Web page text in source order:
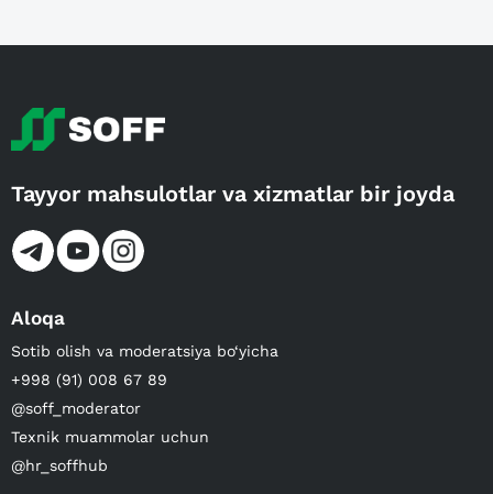
Tayyor mahsulotlar va xizmatlar bir joyda
Aloqa
Sotib olish va moderatsiya bo‘yicha
+998 (91) 008 67 89
@soff_moderator
Texnik muammolar uchun
@hr_soffhub